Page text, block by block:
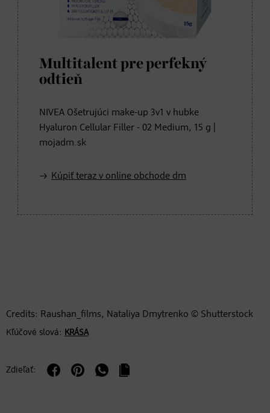
Multitalent pre perfekný
odtieň
NIVEA Ošetrujúci make-up 3v1 v hubke
Hyaluron Cellular Filler - 02 Medium, 15 g |
mojadm.sk
Kúpiť teraz v online obchode dm
Credits: Raushan_films, Nataliya Dmytrenko © Shutterstock
Kľúčové slová: KRÁSA
Zdieľať: